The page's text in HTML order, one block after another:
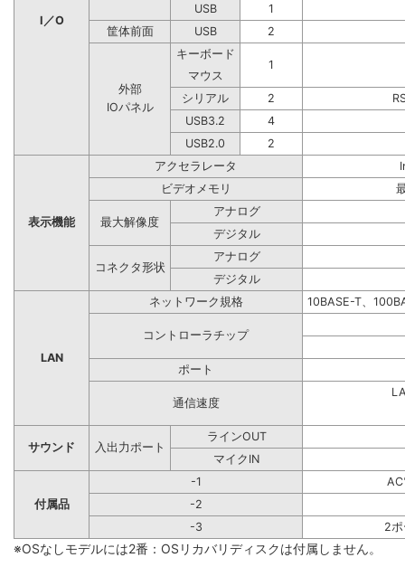
I／O
USB
1
筐体前面
USB 2
外部
IOパネル
キーボード
1
マウス
シリアル
2
USB3.2
4
USB2.0
2
表示機能
アクセラレータ
ビデオメモリ
最大解像度
アナログ
デジタル
コネクタ形状
アナログ
デジタル
LAN
ネットワーク規格 10BASE-T、
コントローラチップ
ポート
通信速度
サウンド 入出力ポート
ラインOUT
マイクIN
付属品
-1
-2
-3
2
※OSなしモデルには2番：OSリカバリディスクは付属しません。